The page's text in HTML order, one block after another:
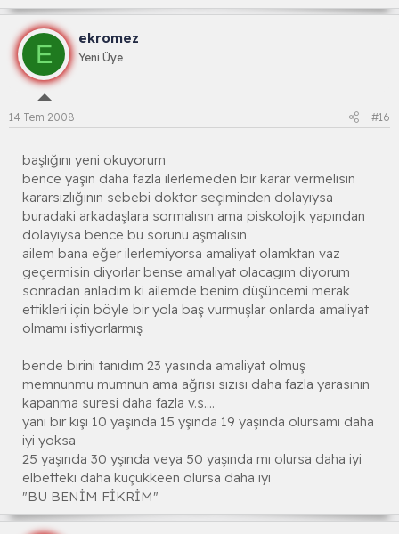
E
ekromez
Yeni Üye
14 Tem 2008 #16
başlığını yeni okuyorum
bence yaşın daha fazla ilerlemeden bir karar vermelisin
kararsızlığının sebebi doktor seçiminden dolayıysa
buradaki arkadaşlara sormalısın ama piskolojik yapından
dolayıysa bence bu sorunu aşmalısın
ailem bana eğer ilerlemiyorsa amaliyat olamktan vaz
geçermisin diyorlar bense amaliyat olacagım diyorum
sonradan anladım ki ailemde benim düşüncemi merak
ettikleri için böyle bir yola baş vurmuşlar onlarda amaliyat
olmamı istiyorlarmış
bende birini tanıdım 23 yasında amaliyat olmuş
memnunmu mumnun ama ağrısı sızısı daha fazla yarasının
kapanma suresi daha fazla v.s....
yani bir kişi 10 yaşında 15 yşında 19 yaşında olursamı daha
iyi yoksa
25 yaşında 30 yşında veya 50 yaşında mı olursa daha iyi
elbetteki daha küçükkeen olursa daha iyi
"BU BENİM FİKRİM"